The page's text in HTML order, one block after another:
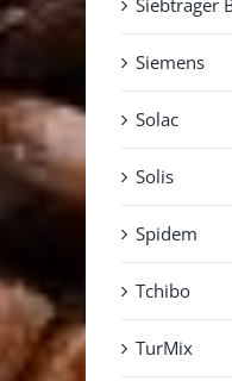
Siemens
Solac
Solis
Spidem
Tchibo
TurMix